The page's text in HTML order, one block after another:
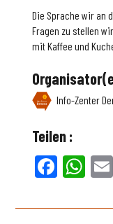
Die Sprache wir an
Fragen zu stellen
mit Kaffee und
Info-Zenter
Teilen :